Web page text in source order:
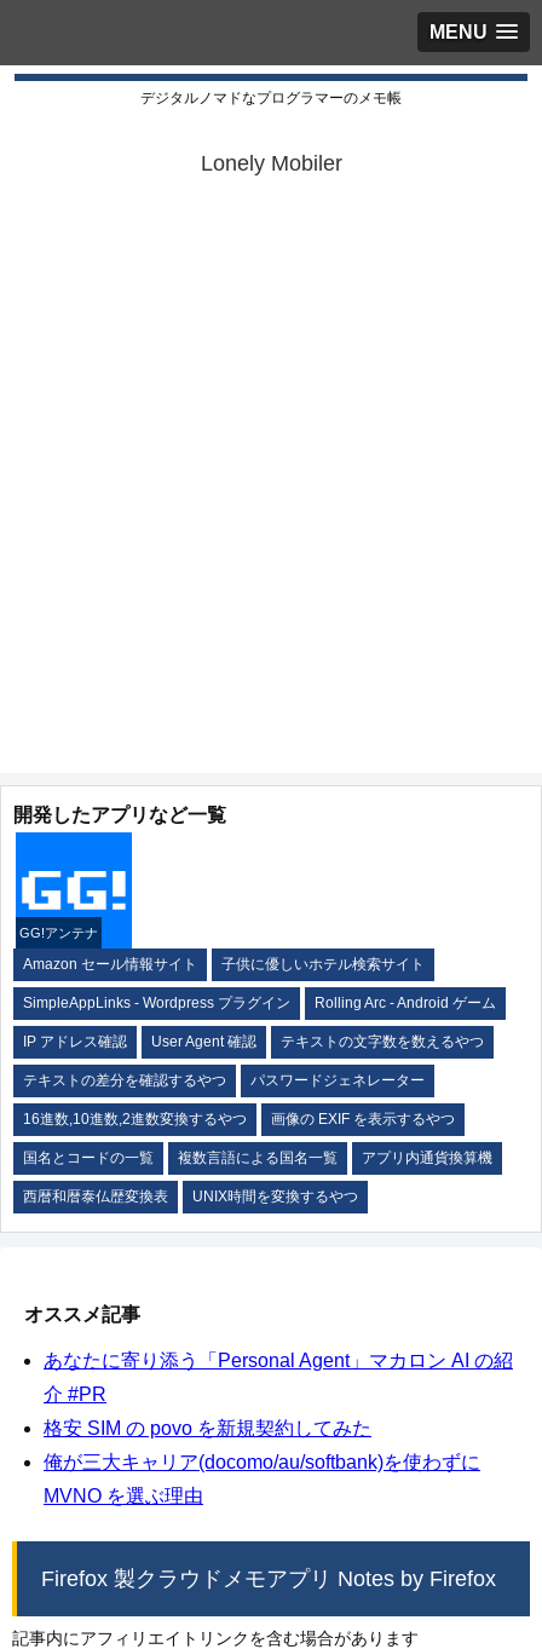
MENU
デジタルノマドなプログラマーのメモ帳
Lonely Mobiler
開発したアプリなど一覧
GG!アンテナ
Amazon セール情報サイト 子供に優しいホテル検索サイト
SimpleAppLinks - Wordpress プラグイン Rolling Arc - Android ゲーム
IP アドレス確認 User Agent 確認 テキストの文字数を数えるやつ
テキストの差分を確認するやつ パスワードジェネレーター
16進数,10進数,2進数変換するやつ 画像の EXIF を表示するやつ
国名とコードの一覧 複数言語による国名一覧 アプリ内通貨換算機
西暦和暦泰仏歴変換表 UNIX時間を変換するやつ
オススメ記事
あなたに寄り添う「Personal Agent」マカロン AI の紹
介 #PR
格安 SIM の povo を新規契約してみた
俺が三大キャリア(docomo/au/softbank)を使わずに
MVNO を選ぶ理由
Firefox 製クラウドメモアプリ Notes by Firefox
記事内にアフィリエイトリンクを含む場合があります